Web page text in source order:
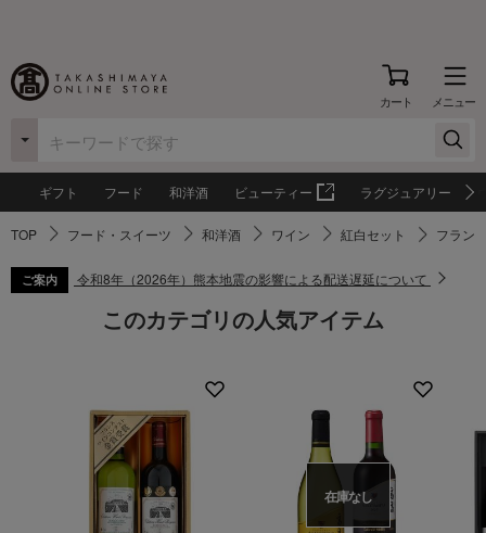
カート メニュー
ギフト フード 和洋酒 ビューティー ラグジュアリー
TOP フード・スイーツ 和洋酒 ワイン 紅白セット フラン
ご案内 令和8年（2026年）熊本地震の影響による配送遅延について
このカテゴリの人気アイテム
在庫なし